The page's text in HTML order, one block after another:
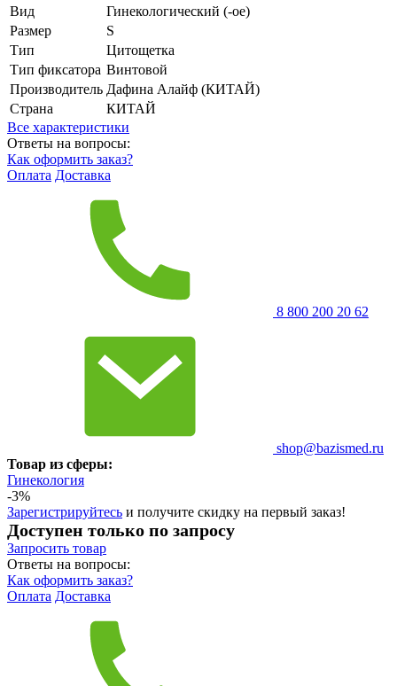
Вид
Гинекологический (-ое)
Размер
S
Тип
Цитощетка
Тип фиксатора Винтовой
Производитель Дафина Алайф (КИТАЙ)
Страна
КИТАЙ
Все характеристики
Ответы на вопросы:
Как оформить заказ?
Оплата Доставка
8 800 200 20 62
shop@bazismed.ru
Товар из сферы:
Гинекология
-3%
Зарегистрируйтесь и получите скидку на первый заказ!
Доступен только по запросу
Запросить товар
Ответы на вопросы:
Как оформить заказ?
Оплата Доставка